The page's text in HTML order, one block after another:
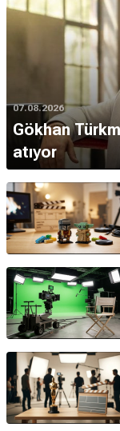
07.08.2026
Gökhan
atıyor